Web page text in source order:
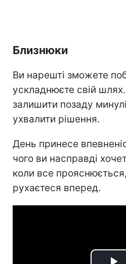
Близнюки
Ви нарешті зможете
ускладнюєте свій
залишити позаду
ухвалити рішення.
День принесе
чого ви насправді
коли все
рухаєтеся вперед.